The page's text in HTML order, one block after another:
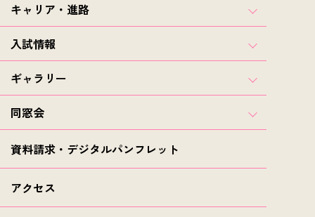
キャリア・進路
入試情報
ギャラリー
同窓会
資料請求・デジタルパンフレット
アクセス